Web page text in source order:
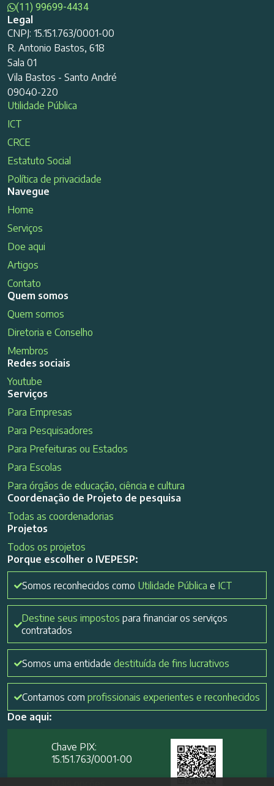
(11) 99699-4434
Legal
CNPJ: 15.151.763/0001-00
R. Antonio Bastos, 618
Sala 01
Vila Bastos - Santo André
09040-220
Utilidade Pública
ICT
CRCE
Estatuto Social
Política de privacidade
Navegue
Home
Serviços
Doe aqui
Artigos
Contato
Quem somos
Quem somos
Diretoria e Conselho
Membros
Redes sociais
Youtube
Serviços
Para Empresas
Para Pesquisadores
Para Prefeituras ou Estados
Para Escolas
Para órgãos de educação, ciência e cultura
Coordenação de Projeto de pesquisa
Todas as coordenadorias
Projetos
Todos os projetos
Porque escolher o IVEPESP:
Somos reconhecidos como Utilidade Pública e ICT
Destine seus impostos para financiar os serviços
contratados
Somos uma entidade destituída de fins lucrativos
Contamos com profissionais experientes e reconhecidos
Doe aqui:
Chave PIX:
15.151.763/0001-00​